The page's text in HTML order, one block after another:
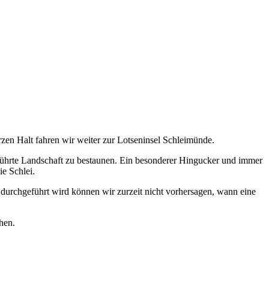
Halt fahren wir weiter zur Lotseninsel Schleimünde.
Landschaft zu bestaunen. Ein besonderer Hingucker und immer
Schlei.
wird können wir zurzeit nicht vorhersagen, wann eine